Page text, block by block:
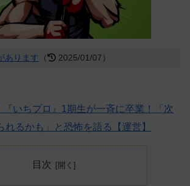
あります （ 2025/01/07）
『いちプロ』1期生が一斉に卒業！「次
れるかも」と恐怖を語る【運営】
目次